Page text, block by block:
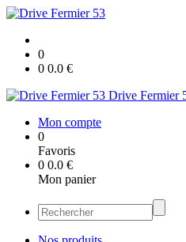
0
0 0.0 €
Drive Fermier
Mon compte
0
Favoris
0 0.0 €
Mon panier